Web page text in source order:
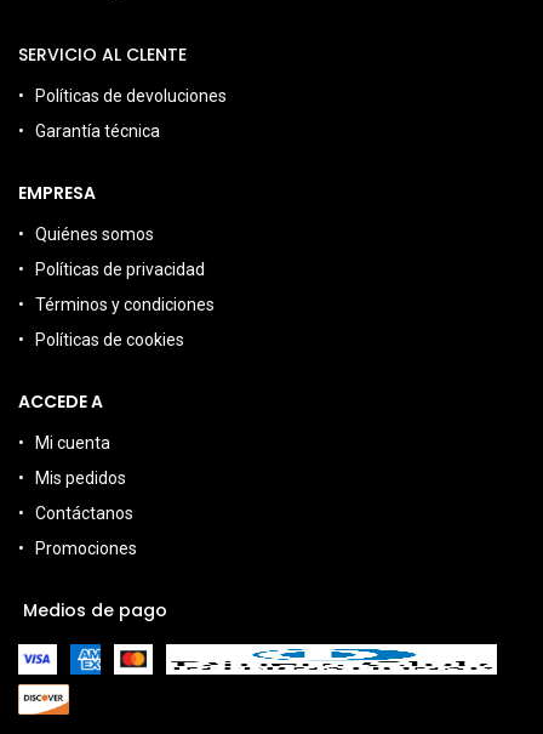
SERVICIO AL CLENTE
Políticas de devoluciones
Garantía técnica
EMPRESA
Quiénes somos
Políticas de privacidad
Términos y condiciones
Políticas de cookies
ACCEDE A
Mi cuenta
Mis pedidos
Contáctanos
Promociones
Medios de pago